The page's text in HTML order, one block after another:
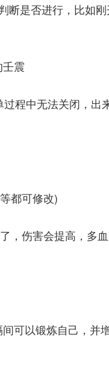
断是否进行，比如
震
程中无法关闭，出
都可修改)
，伤害会提高，多血
可以锻炼自己，并